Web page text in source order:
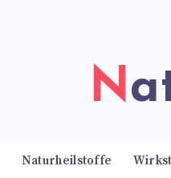
Naturheilstoffe